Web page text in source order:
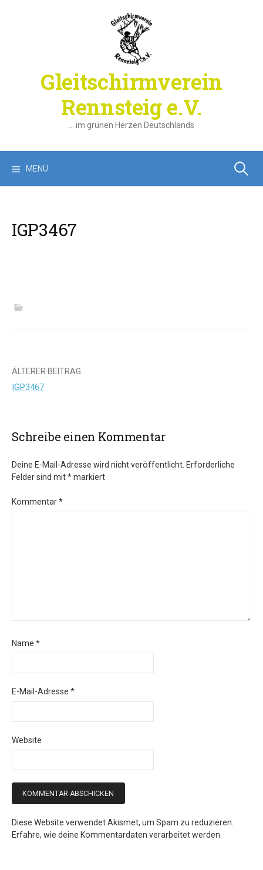
Gleitschirmverein
Rennsteig e.V.
… im grünen Herzen Deutschlands
MENÜ Suchen
IGP3467
Beitrags-
ÄLTERER BEITRAG
IGP3467
Schreibe einen Kommentar
Deine E-Mail-Adresse wird nicht veröffentlicht. Erforderliche
Felder sind mit*markiert
Kommentar*
Name *
E-Mail-Adresse *
Website
Diese Website verwendet Akismet, um Spam zu reduzieren.
Erfahre, wie deine Kommentardaten verarbeitet werden.